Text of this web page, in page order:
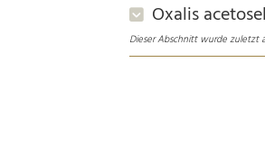
Oxalis
Dieser Abschnitt wurde zuletzt